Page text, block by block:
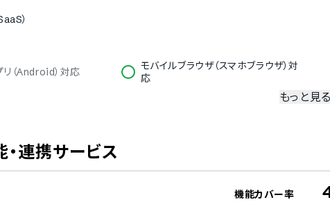
）
（Android）対応
モバイルブラウザ（スマホブラウザ）対
応
もっと見
・連携サービス
機能カバー率